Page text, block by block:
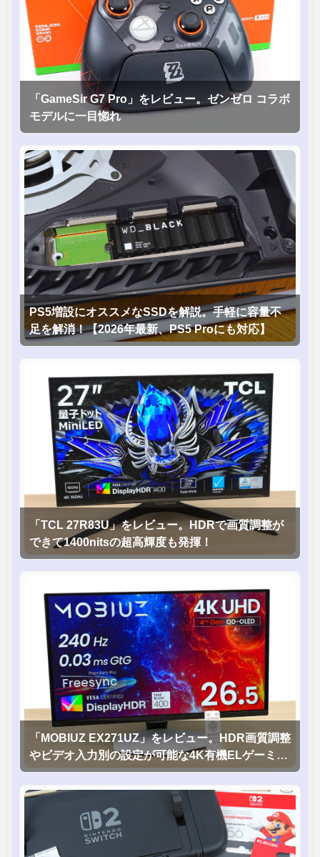
「GameSir G7 Pro」をレビュー。ゼンゼロ コラボ
モデルに一目惚れ
PS5増設にオススメなSSDを解説。手軽に容量不
足を解消！【2026年最新、PS5 Proにも対応】
「TCL 27R83U」をレビュー。HDRで画質調整が
できて1400nitsの超高輝度も発揮！
「MOBIUZ EX271UZ」をレビュー。HDR画質調整
やビデオ入力別の設定が可能な4K有機ELゲーミン
グモニタを徹底検証